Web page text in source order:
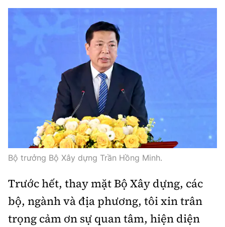
Bộ trưởng Bộ Xây dựng Trần Hồng Minh.
Trước hết, thay mặt Bộ Xây dựng, các
bộ, ngành và địa phương, tôi xin trân
trọng cảm ơn sự quan tâm, hiện diện